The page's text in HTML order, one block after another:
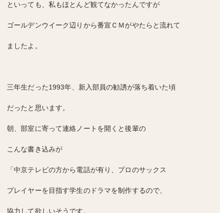
といっても、私もほとんど観てなかったんですが
ゴールデンウイーク辺りから番宣ＣＭがやたらと流れて
ましたよ。
三年生だった1993年、新入部員の勧誘が落ち着いた頃
だったと思います。
朝、部室に寄って連絡ノートを開くと後輩の
こんな書き込みが
「中京テレビの方から電話が有り、プロのサックス
プレイヤーを目指す学生のドラマを制作するので、
協力して欲しいそうです。